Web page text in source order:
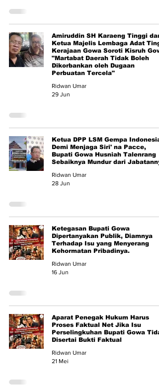
Amiruddin SH Karaeng Tinggi dan
Ketua Majelis Lembaga Adat
Kerajaan Gowa Soroti Kisruh
"Martabat Daerah Tidak Boleh
Dikorbankan oleh Dugaan
Perbuatan Tercela"
Ridwan Umar
29 Jun
Ketua DPP LSM Gempa Indonesia:
Demi Menjaga Siri' na Pacce,
Bupati Gowa Husniah Talenrang
Sebaiknya Mundur dari
Ridwan Umar
28 Jun
Ketegasan Bupati Gowa
Dipertanyakan Publik, Diamnya
Terhadap Isu yang Menyerang
Kehormatan Pribadinya.
Ridwan Umar
16 Jun
Aparat Penegak Hukum Harus
Proses Faktual Net Jika Isu
Perselingkuhan Bupati Gowa
Disertai Bukti Faktual
Ridwan Umar
21 Mei